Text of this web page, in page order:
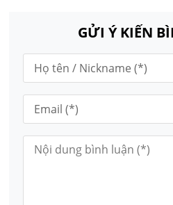
GỬI Ý KIẾN